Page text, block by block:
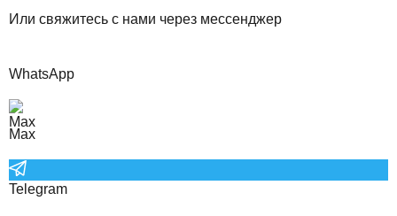
Или свяжитесь с нами через мессенджер
WhatsApp
Max
Telegram